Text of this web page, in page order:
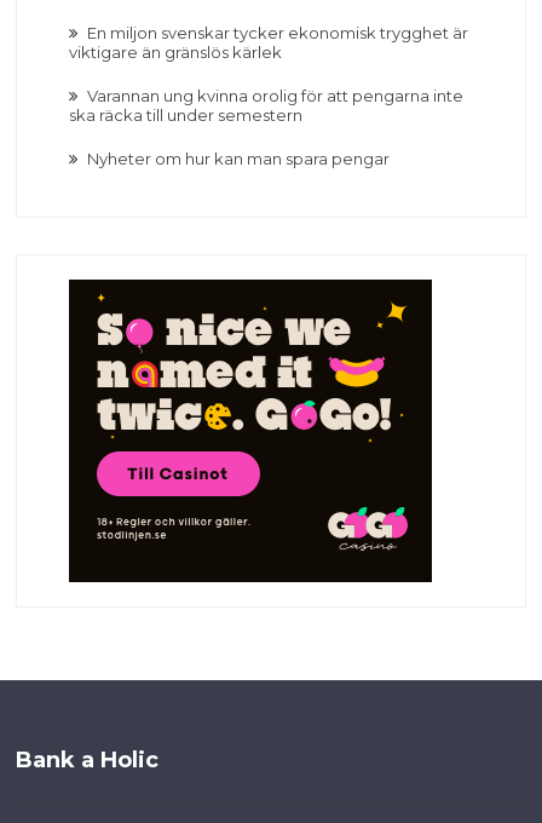
En miljon svenskar tycker ekonomisk trygghet är
viktigare än gränslös kärlek
Varannan ung kvinna orolig för att pengarna inte
ska räcka till under semestern
Nyheter om hur kan man spara pengar
Bank a Holic